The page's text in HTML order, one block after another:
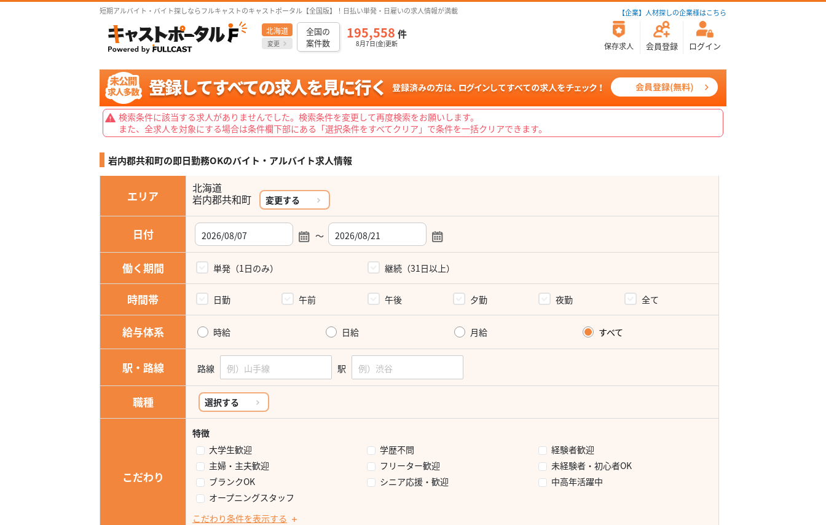
短期アルバイト・バイト探しならフルキャストのキャストポータル【全国版】！日払い単発・日雇いの求人情報が満載 【企業】人材探しの企業様はこちら
北海道
変更
全国の
案件数
195,558 件
8月7日(金)更新 保存求人 会員登録 ログイン
検索条件に該当する求人がありませんでした。検索条件を変更して再度検索をお願いします。
また、全求人を対象にする場合は条件欄下部にある「選択条件をすべてクリア」で条件を一括クリアできます。
岩内郡共和町の即日勤務OKのバイト・アルバイト求人情報
エリア
北海道
岩内郡共和町 変更する
日付 ～
働く期間 単発（1日のみ） 継続（31日以上）
時間帯 日勤 午前 午後 夕勤 夜勤 全て
給与体系 時給 日給 月給 すべて
駅・路線 路線 駅
職種 選択する
こだわり
特徴
大学生歓迎
学歴不問
経験者歓迎
主婦・主夫歓迎
フリーター歓迎
未経験者・初心者OK
ブランクOK
シニア応援・歓迎
中高年活躍中
オープニングスタッフ
こだわり条件を表示する